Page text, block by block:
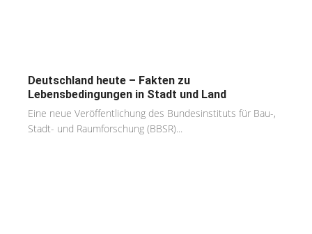
Deutschland heute – Fakten zu
Lebensbedingungen in Stadt und Land
Eine neue Veröffentlichung des Bundesinstituts für Bau-,
Stadt- und Raumforschung (BBSR)...